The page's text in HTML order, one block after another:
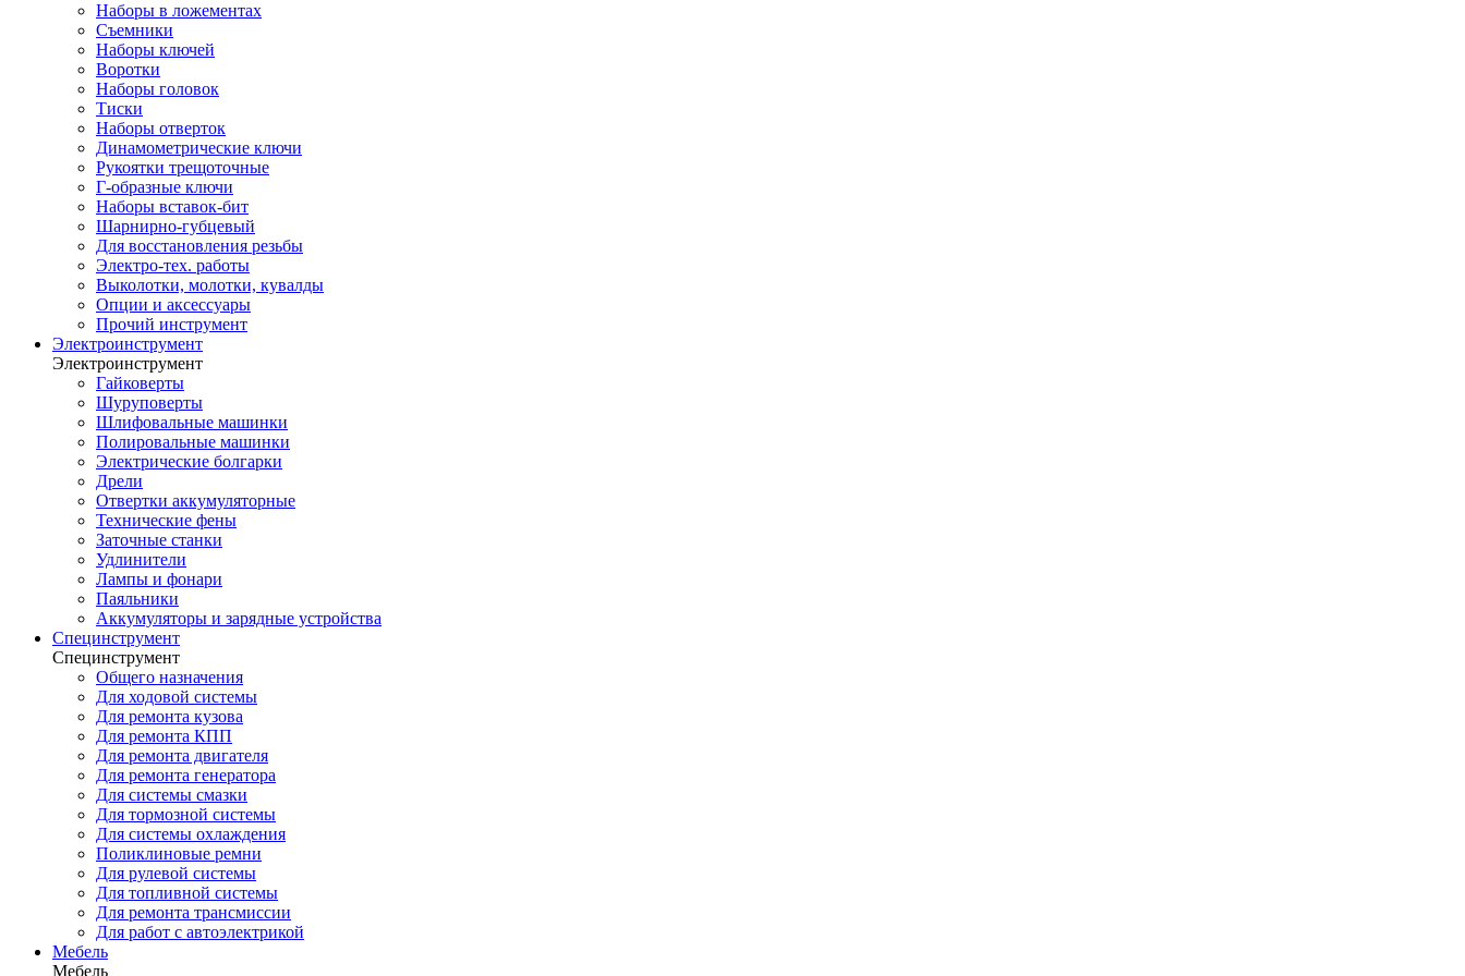
Наборы в ложементах
Съемники
Наборы ключей
Воротки
Наборы головок
Тиски
Наборы отверток
Динамометрические ключи
Рукоятки трещоточные
Г-образные ключи
Наборы вставок-бит
Шарнирно-губцевый
Для восстановления резьбы
Электро-тех. работы
Выколотки, молотки, кувалды
Опции и аксессуары
Прочий инструмент
Электроинструмент
Электроинструмент
Гайковерты
Шуруповерты
Шлифовальные машинки
Полировальные машинки
Электрические болгарки
Дрели
Отвертки аккумуляторные
Технические фены
Заточные станки
Удлинители
Лампы и фонари
Паяльники
Аккумуляторы и зарядные устройства
Специнструмент
Специнструмент
Общего назначения
Для ходовой системы
Для ремонта кузова
Для ремонта КПП
Для ремонта двигателя
Для ремонта генератора
Для системы смазки
Для тормозной системы
Для системы охлаждения
Поликлиновые ремни
Для рулевой системы
Для топливной системы
Для ремонта трансмиссии
Для работ с автоэлектрикой
Мебель
Мебель